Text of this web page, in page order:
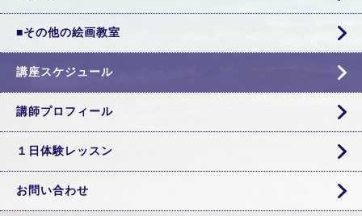
■その他の絵画教室
講座スケジュール
講師プロフィール
１日体験レッスン
お問い合わせ